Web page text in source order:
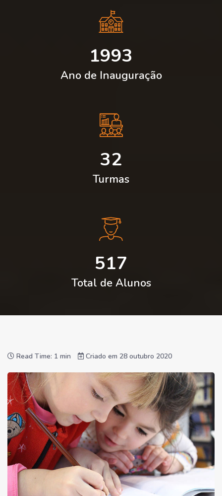
1993
Ano de Inauguração
32
Turmas
517
Total de Alunos
Read Time: 1 min Criado em 28 outubro 2020